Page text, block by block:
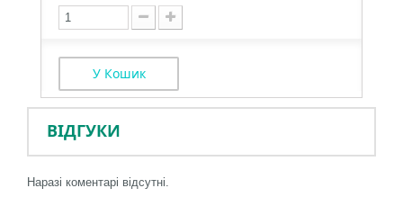
У Кошик
ВІДГУКИ
Наразі коментарі відсутні.